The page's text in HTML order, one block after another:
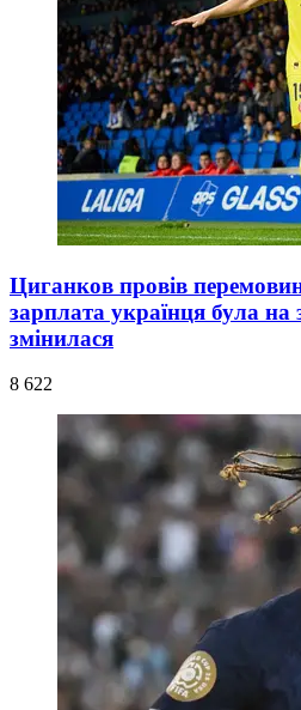
Циганков провів
зарплата українця була на
змінилася
8 622